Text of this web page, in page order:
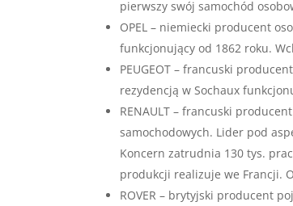
pierwszy swój samochód
OPEL – niemiecki producent
funkcjonujący od 1862 roku.
PEUGEOT – francuski
rezydencją w Sochaux
RENAULT – francuski
samochodowych. Lider pod
Koncern zatrudnia 130 tys.
produkcji realizuje we Francji.
ROVER – brytyjski producent